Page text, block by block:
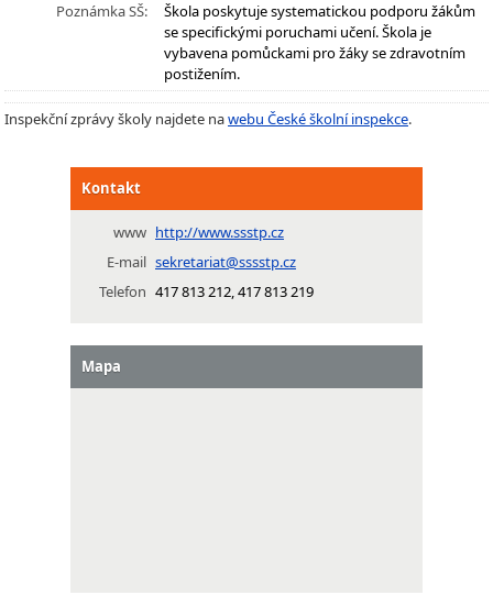
Poznámka SŠ:
Škola poskytuje systematickou podporu žákům
se specifickými poruchami učení. Škola je
vybavena pomůckami pro žáky se zdravotním
postižením.
Inspekční zprávy školy najdete nawebu České školní inspekce.
Kontakt
www http://www.ssstp.cz
E-mail sekretariat@sssstp.cz
Telefon 417 813 212, 417 813 219
Mapa